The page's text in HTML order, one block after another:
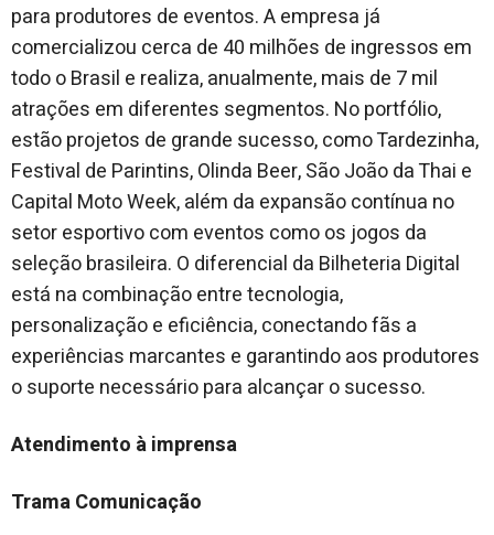
para produtores de eventos. A empresa já
comercializou cerca de 40 milhões de ingressos em
todo o Brasil e realiza, anualmente, mais de 7 mil
atrações em diferentes segmentos. No portfólio,
estão projetos de grande sucesso, como Tardezinha,
Festival de Parintins, Olinda Beer, São João da Thai e
Capital Moto Week, além da expansão contínua no
setor esportivo com eventos como os jogos da
seleção brasileira. O diferencial da Bilheteria Digital
está na combinação entre tecnologia,
personalização e eficiência, conectando fãs a
experiências marcantes e garantindo aos produtores
o suporte necessário para alcançar o sucesso.
Atendimento à imprensa
Trama Comunicação